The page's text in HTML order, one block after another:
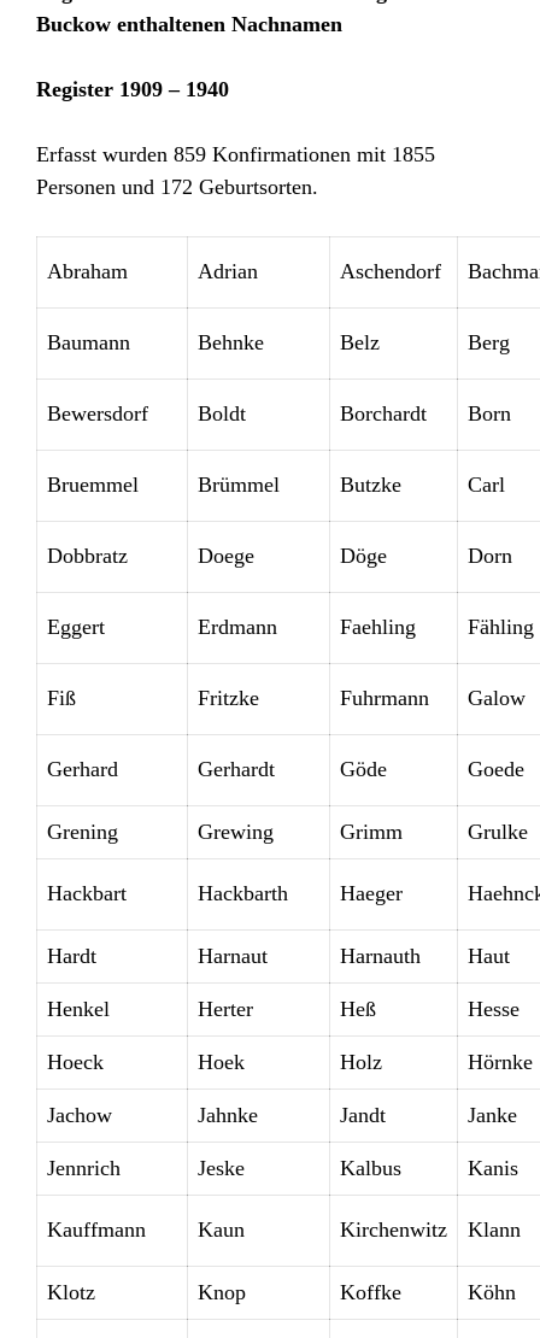
Buckow enthaltenen Nachnamen
Register 1909 – 1940
Erfasst wurden 859 Konfirmationen mit 1855
Personen und 172 Geburtsorten.
Abraham Adrian Aschendorf
Baumann Behnke Belz Berg
Bewersdorf Boldt Borchardt Born
Bruemmel Brümmel Butzke Carl
Dobbratz Doege Döge Dorn
Eggert Erdmann Faehling Fähling
Fiß Fritzke Fuhrmann Galow
Gerhard Gerhardt Göde Goede
Grening Grewing Grimm Grulke
Hackbart Hackbarth Haeger
Hardt Harnaut Harnauth Haut
Henkel Herter Heß Hesse
Hoeck Hoek Holz Hörnke
Jachow Jahnke Jandt Janke
Jennrich Jeske Kalbus Kanis
Kauffmann Kaun Kirchenwitz Klann
Klotz Knop Koffke Köhn